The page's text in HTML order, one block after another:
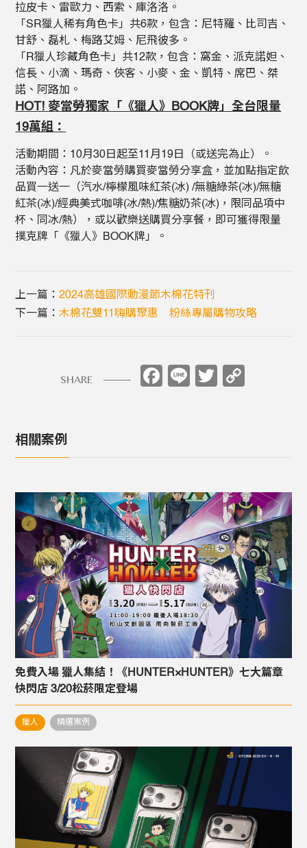
拉皮卡、雷歐力、西索、庫洛洛。
「SR獵人稀有角色卡」共6款，包含：尼特羅、比司吉、
甘舒、磊札、梅路艾姆、尼飛彼多。
「R獵人珍藏角色卡」共12款，包含：窩金、派克諾妲、
信長、小滴、瑪奇、俠客、小麥、金、凱特、席巴、桀
諾、阿路加。
HOT!麥當勞獨家「 《獵人》 BOOK牌」全台限量
19萬組 ：
活動期間：10月30日起至11月19日（或送完為止）。
活動內容：凡於麥當勞購買麥當勞分享盒，並加點指定飲
品買一送一（汽水/檸檬風味紅茶(冰) /無糖綠茶(冰)/無糖
紅茶(冰)/經典美式咖啡(冰/熱)/焦糖奶茶(冰)，限同品項中
杯、同冰/熱），或以歡樂送購買分享餐，即可獲得限量
撲克牌「《獵人》BOOK牌」。
上一篇：2024高雄國際動漫節木棉花特刊
下一篇：木棉花雙11嗨購聚惠 粉絲專屬購物攻略
SHARE Facebook
LineTwitter
相關案例
免費入場 獵人集結！《HUNTER×HUNTER》七大篇章
快閃店 3/20松菸限定登場
獵人 精選案例